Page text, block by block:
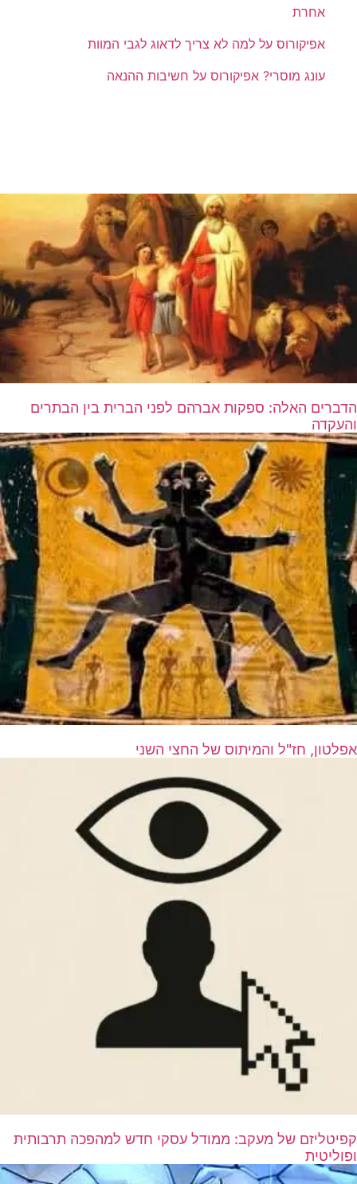
אחרת
אפיקורוס על למה לא צריך לדאוג לגבי המוות
עונג מוסרי? אפיקורוס על חשיבות ההנאה
הדברים האלה: ספקות אברהם לפני הברית בין הבתרים
והעקדה
אפלטון, חז"ל והמיתוס של החצי השני
קפיטליזם של מעקב: ממודל עסקי חדש למהפכה תרבותית
ופוליטית